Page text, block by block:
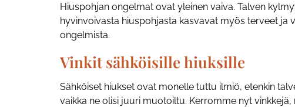
Hiuspohjan ongelmat ovat yleinen vaiva. Talven
hyvinvoivasta hiuspohjasta kasvavat myös terveet ja
ongelmista.
Vinkit sähköisille hiuksille
Sähköiset hiukset ovat monelle tuttu ilmiö, etenkin
vaikka ne olisi juuri muotoiltu. Kerromme nyt